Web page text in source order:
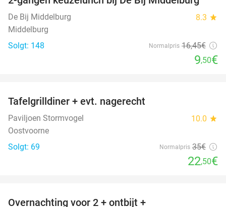
42%
De Bij Middelburg 8.3 star
Middelburg
Solgt: 148
Normalpris 16,45€
9,50€
Tafelgrilldiner + evt. nagerecht
Paviljoen Stormvogel 10.0 star
Oostvoorne
Solgt: 69
Normalpris 35€
22,50€
Overnachting voor 2 + ontbijt +